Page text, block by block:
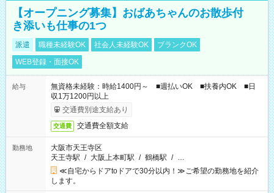
【オープニング募集】おばあちゃんのお散歩付
き添いも仕事の1つ
派遣 職種未経験OK 社会人未経験OK
ブランクOK
WEB登録・面接OK
給与
無資格未経験：時給1400円～ ■週払いOK ■扶養内OK ■日
収1万1200円以上
交通費別途支給あり
交通費 交通費全額支給
勤務地
大阪市天王寺区
天王寺駅 / 大阪上本町駅 / 鶴橋駅 / …
≪自宅からドアtoドアで30分以内！≫ご希望の勤務地を紹介
します。